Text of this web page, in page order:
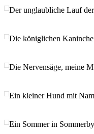
Der unglaubliche Lauf
Die königlichen
Die Nervensäge, meine
Ein kleiner Hund mit
Ein Sommer in Sommerby